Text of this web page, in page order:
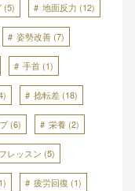
(5) 地面反力 (12)
姿勢改善 (7)
手首 (1)
捻転差 (18)
(6) 栄養 (2)
レッスン (5)
疲労回復 (1)